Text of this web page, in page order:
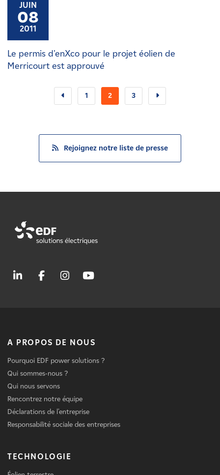
JUIN
08
2011
Le permis d'enXco pour le projet éolien de
Merricourt est approuvé
1 2 3
Rejoignez notre liste de presse
A PROPOS DE NOUS
Pourquoi EDF power solutions ?
Qui sommes-nous ?
Qui nous servons
Rencontrez notre équipe
Déclarations de l'entreprise
Responsabilité sociale des entreprises
TECHNOLOGIE